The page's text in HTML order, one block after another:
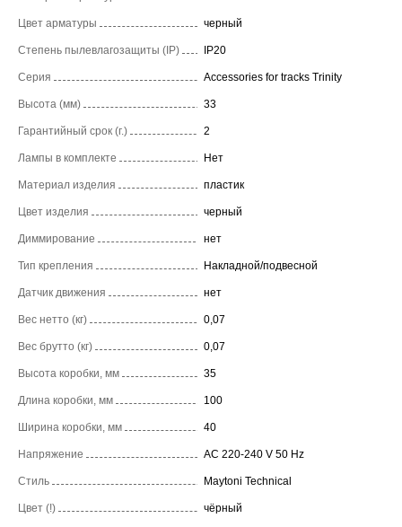
Цвет арматуры черный
Степень пылевлагозащиты (IP) IP20
Серия Accessories for tracks Trinity
Высота (мм) 33
Гарантийный срок (г.) 2
Лампы в комплекте Нет
Материал изделия пластик
Цвет изделия черный
Диммирование нет
Тип крепления Накладной/подвесной
Датчик движения нет
Вес нетто (кг) 0,07
Вес брутто (кг) 0,07
Высота коробки, мм 35
Длина коробки, мм 100
Ширина коробки, мм 40
Напряжение AC 220-240 V 50 Hz
Стиль Maytoni Technical
Цвет (!) чёрный